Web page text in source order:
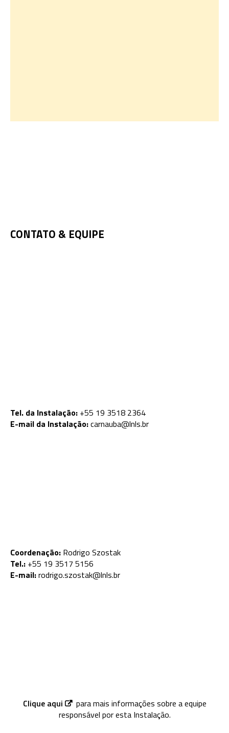
CONTATO & EQUIPE
Tel. da Instalação: +55 19 3518 2364
E-mail da Instalação:carnauba@lnls.br
Coordenação: Rodrigo Szostak
Tel.: +55 19 3517 5156
E-mail:rodrigo.szostak@lnls.br
Clique aqui
para mais informações sobre a equipe
responsável por esta Instalação.